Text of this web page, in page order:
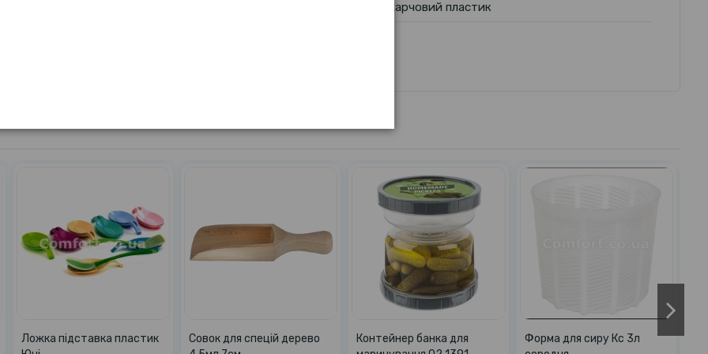
харчовий пластик
Сумка візок 2714SH
Щітка ВВ для посуду з
Точилка для ножів 1061
Кошик розсувний 3л